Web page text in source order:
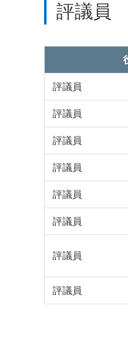
評議員
評議員
評議員
評議員
評議員
評議員
評議員
評議員
評議員